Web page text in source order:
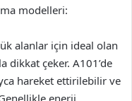
modelleri:
alanlar için ideal olan
dikkat çeker. A101’de
hareket ettirilebilir ve
enerji